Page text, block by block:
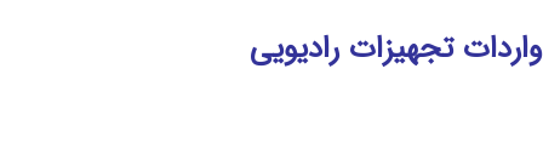
واردات تجهیزات رادیویی